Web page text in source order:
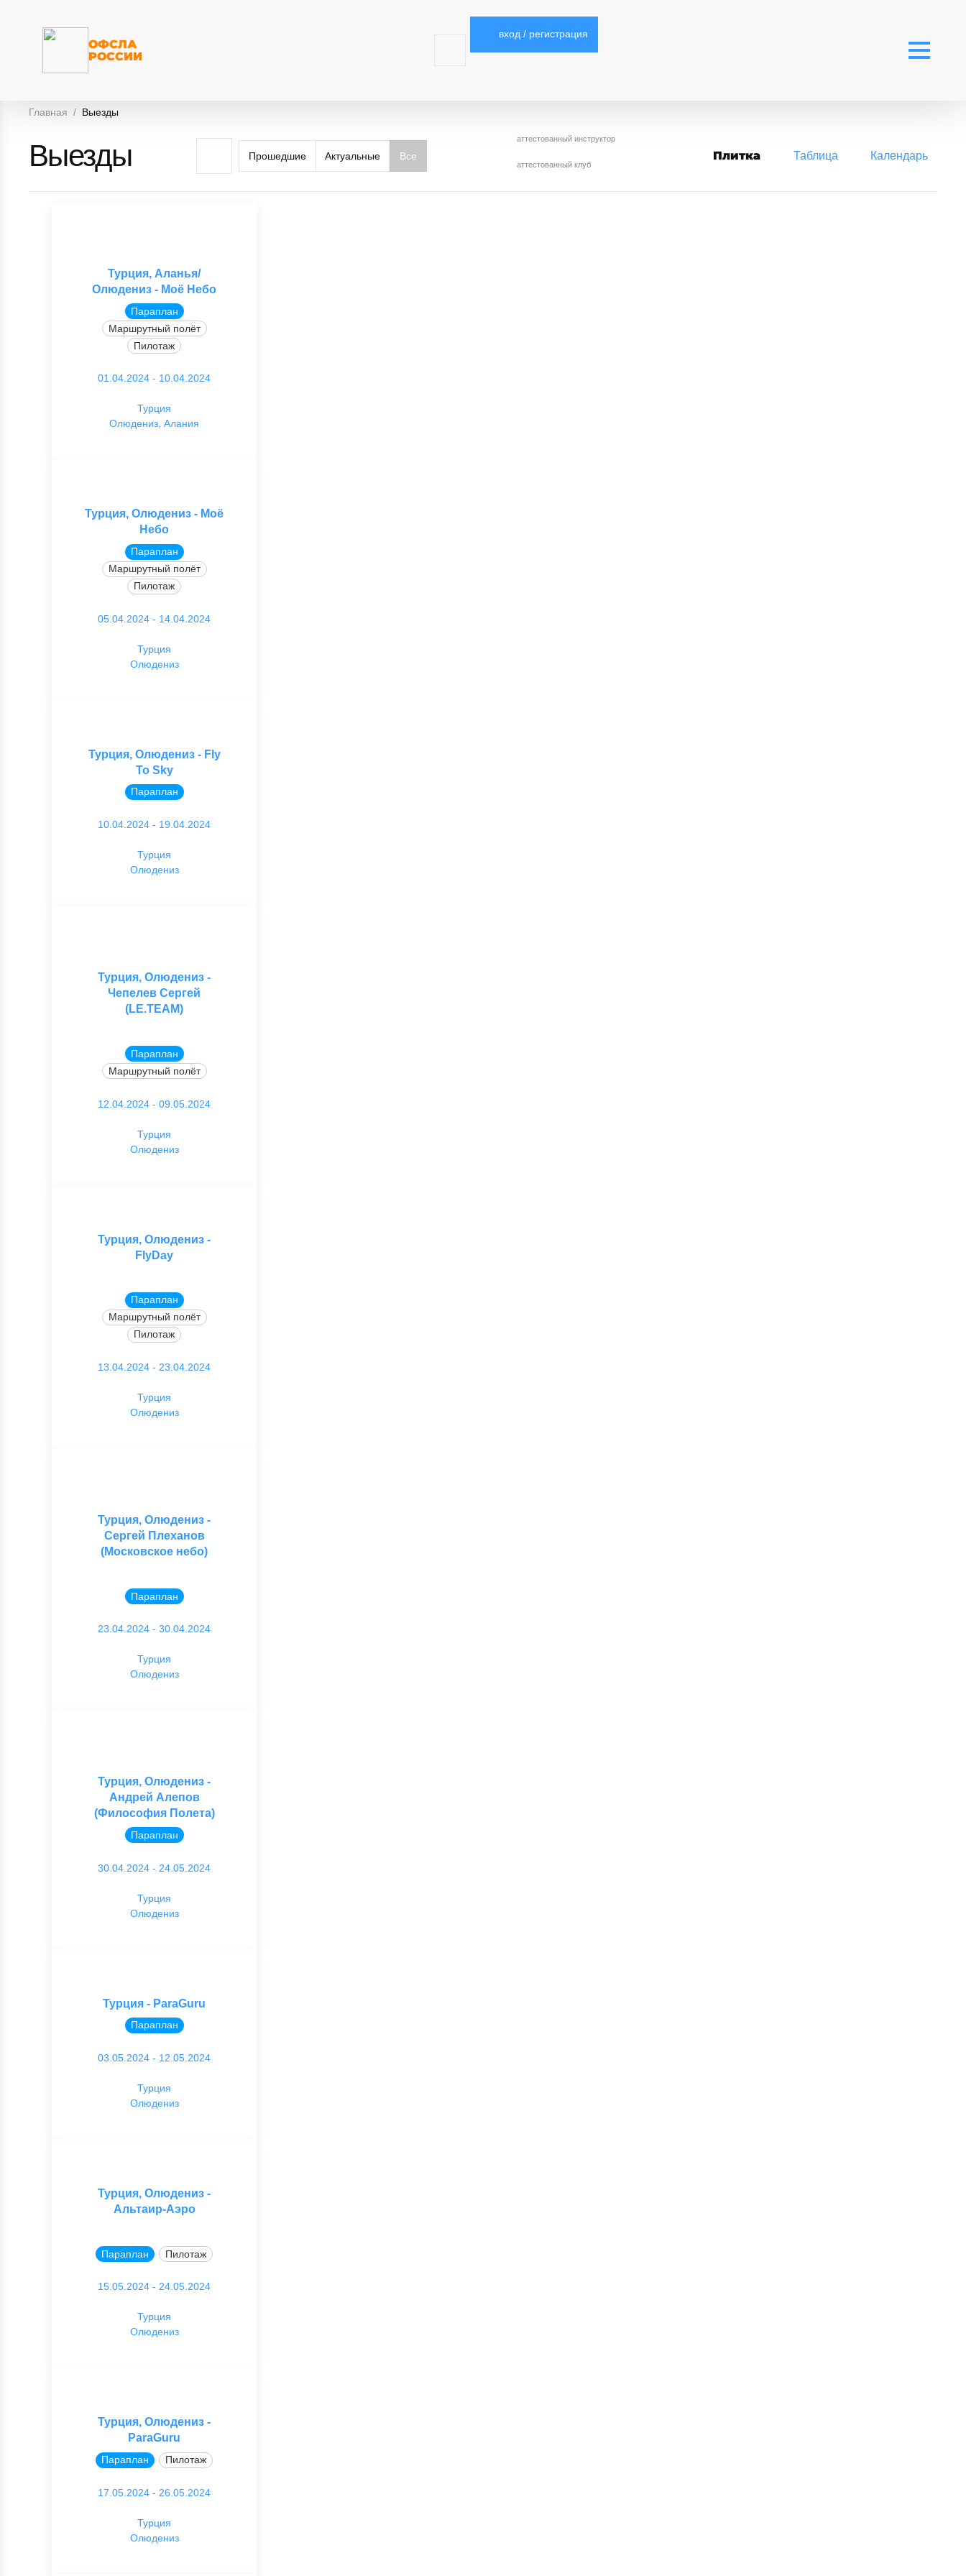
ОФСЛА
РОССИИ
вход / регистрация
Главная Выезды
Выезды Прошедшие Актуальные Все
аттестованный инструктор
аттестованный клуб
Плитка Таблица Календарь
Турция, Аланья/
Олюдениз - Моё Небо
Параплан
Маршрутный полёт
Пилотаж
01.04.2024 - 10.04.2024
Турция
Олюдениз, Алания
Турция, Олюдениз - Моё
Небо
Параплан
Маршрутный полёт
Пилотаж
05.04.2024 - 14.04.2024
Турция
Олюдениз
Турция, Олюдениз - Fly
To Sky
Параплан
10.04.2024 - 19.04.2024
Турция
Олюдениз
Турция, Олюдениз -
Чепелев Сергей
(LE.TEAM)
Параплан
Маршрутный полёт
12.04.2024 - 09.05.2024
Турция
Олюдениз
Турция, Олюдениз -
FlyDay
Параплан
Маршрутный полёт
Пилотаж
13.04.2024 - 23.04.2024
Турция
Олюдениз
Турция, Олюдениз -
Сергей Плеханов
(Московское небо)
Параплан
23.04.2024 - 30.04.2024
Турция
Олюдениз
Турция, Олюдениз -
Андрей Алепов
(Философия Полета)
Параплан
30.04.2024 - 24.05.2024
Турция
Олюдениз
Турция - ParaGuru
Параплан
03.05.2024 - 12.05.2024
Турция
Олюдениз
Турция, Олюдениз -
Альтаир-Аэро
Параплан Пилотаж
15.05.2024 - 24.05.2024
Турция
Олюдениз
Турция, Олюдениз -
ParaGuru
Параплан Пилотаж
17.05.2024 - 26.05.2024
Турция
Олюдениз